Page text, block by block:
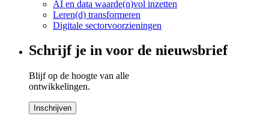
AI en data waarde(n)vol inzetten
Leren(d) transformeren
Digitale sectorvoorzieningen
Schrijf je in voor de nieuwsbrief
Blijf op de hoogte van alle
ontwikkelingen.
Inschrijven